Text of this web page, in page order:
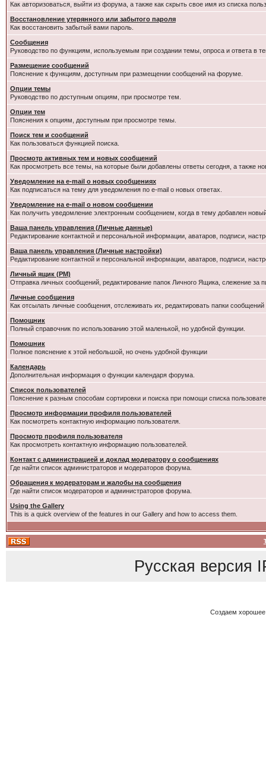
Как авторизоваться, выйти из форума, а также как скрыть свое имя из списка
Восстановление утерянного или забытого пароля
Как восстановить забытый вами пароль.
Сообщения
Руководство по функциям, используемым при создании темы, опроса и ответа в
Размещение сообщений
Пояснение к функциям, доступным при размещении сообщений на форуме.
Опции темы
Руководство по доступным опциям, при просмотре тем.
Опции тем
Пояснения к опциям, доступным при просмотре темы.
Поиск тем и сообщений
Как пользоваться функцией поиска.
Просмотр активных тем и новых сообщений
Как просмотреть все темы, на которые были добавлены ответы сегодня, а также
Уведомление на e-mail о новых сообщениях
Как подписаться на тему для уведомления по e-mail о новых ответах.
Уведомление на е-mail о новом сообщении
Как получить уведомление электронным сообщением, когда в тему добавлен
Ваша панель управления (Личные данные)
Редактирование контактной и персональной информации, аватаров, подписи,
Ваша панель управления (Личные настройки)
Редактирование контактной и персональной информации, аватаров, подписи,
Личный ящик (PM)
Отправка личных сообщений, редактирование папок Личного Ящика, слежение за
Личные сообщения
Как отсылать личные сообщения, отслеживать их, редактировать папки
Помощник
Полный справочник по использованию этой маленькой, но удобной функции.
Помошник
Полное пояснение к этой небольшой, но очень удобной функции
Календарь
Дополнительная информация о функции календаря форума.
Список пользователей
Пояснение к разным способам сортировки и поиска при помощи списка
Просмотр информации профиля пользователей
Как посмотреть контактную информацию пользователя.
Просмотр профиля пользователя
Как просмотреть контактную информацию пользователей.
Контакт с администрацией и доклад модератору о сообщениях
Где найти список администраторов и модераторов форума.
Обращения к модераторам и жалобы на сообщения
Где найти список модераторов и администраторов форума.
Using the Gallery
This is a quick overview of the features in our Gallery and how to access them.
Русская версия
Создаем